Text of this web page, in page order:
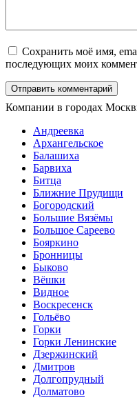
Сохранить моё имя,
последующих моих
Компании в городах
Андреевка
Архангельское
Балашиха
Барвиха
Битца
Ближние Прудищи
Богородский
Большие Вязёмы
Большое Сареево
Бояркино
Бронницы
Быково
Вёшки
Видное
Воскресенск
Гольёво
Горки
Горки Ленинские
Дзержинский
Дмитров
Долгопрудный
Долматово